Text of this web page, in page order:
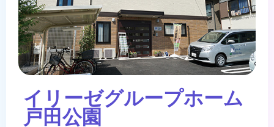
イリーゼグループホーム
戸田公園